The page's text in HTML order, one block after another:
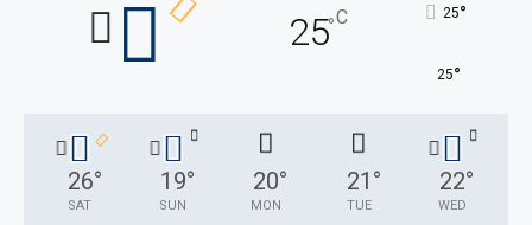
25°C 25°
25°
26°
SAT
19°
SUN
20°
MON
21 °
TUE
22°
WED